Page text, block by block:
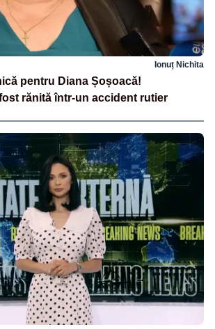
Ionuț Nichita
pentru Diana Șoșoacă!
rănită într-un accident rutier